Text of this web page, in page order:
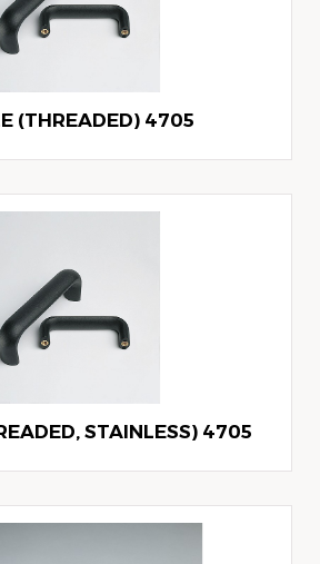
4705 HANDLE (THREADED)
4705 HANDLE (THREADED, STAINLESS)